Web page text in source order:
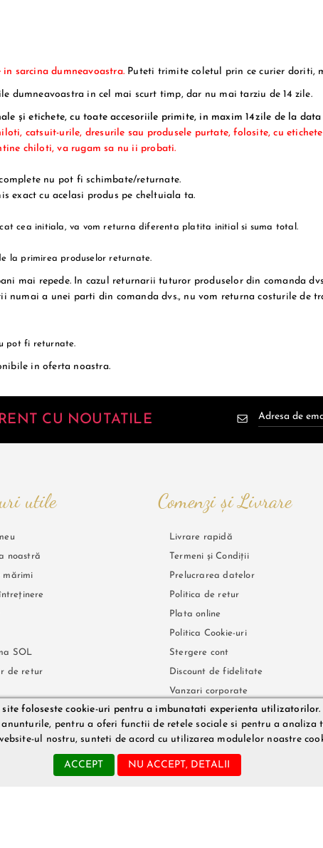
sarcina dumneavoastra.Puteti trimite coletul prin ce curier doriti,
dumneavoastra in cel mai scurt timp, dar nu mai tarziu de 14 zile.
și etichete, cu toate accesoriile primite, in maxim 14zile de la
catsuit-urile, dresurile sau produsele purtate, folosite, cu
chiloti, va rugam sa nu ii probati.
nu pot fi schimbate/returnate.
exact cu acelasi produs pe cheltuiala ta.
cea initiala, va vom returna diferenta platita initial si suma total.
la primirea produselor returnate.
mai repede. In cazul returnarii tuturor produselor din comanda
numai a unei parti din comanda dvs., nu vom returna costurile de
pot fi returnate.
in oferta noastra.
CU NOUTATILE
utile
noastră
mărimi
SOL
de retur
Comenzi și Livrare
Livrare rapidă
Termeni și Condiții
Prelucrarea datelor
Politica de retur
Plata online
Politica Cookie-uri
Stergere cont
Discount de fidelitate
Vanzari corporate
Tracking AWB
site foloseste cookie-uri pentru a imbunatati experienta utilizatorilor.
pentru a oferi functii de retele sociale si pentru a analiza
ul nostru, sunteti de acord cu utilizarea modulelor noastre
ACCEPT NU ACCEPT, DETALII